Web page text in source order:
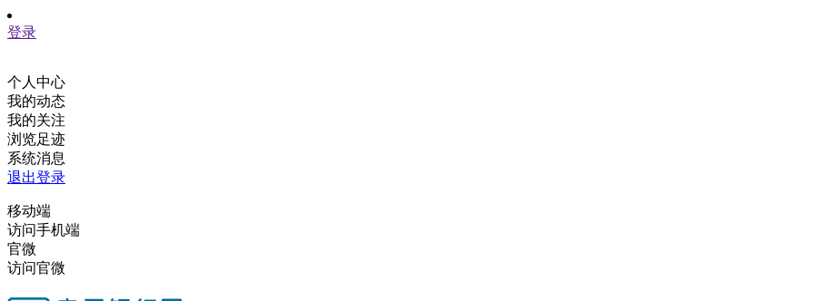
登录
个人中心
我的动态
我的关注
浏览足迹
系统消息
退出登录
移动端
访问手机端
官微
访问官微